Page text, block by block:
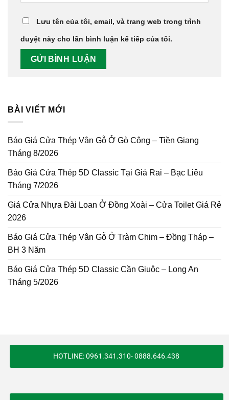
Lưu tên của tôi, email, và trang web trong trình
duyệt này cho lần bình luận kế tiếp của tôi.
BÀI VIẾT MỚI
Báo Giá Cửa Thép Vân Gỗ Ở Gò Công – Tiền Giang
Tháng 8/2026
Báo Giá Cửa Thép 5D Classic Tại Giá Rai – Bạc Liêu
Tháng 7/2026
Giá Cửa Nhựa Đài Loan Ở Đồng Xoài – Cửa Toilet Giá Rẻ
2026
Báo Giá Cửa Thép Vân Gỗ Ở Tràm Chim – Đồng Tháp –
BH 3 Năm
Báo Giá Cửa Thép 5D Classic Cần Giuộc – Long An
Tháng 5/2026
HOTLINE: 0961.341.310- 0888.646.438